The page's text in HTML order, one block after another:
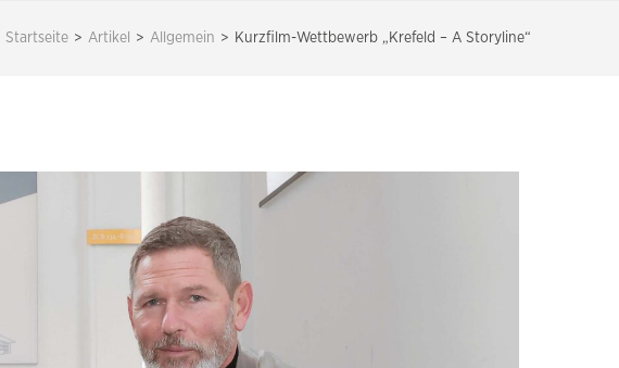
Startseite > Artikel > Allgemein > Kurzfilm-Wettbewerb „Krefeld – A Storyline“